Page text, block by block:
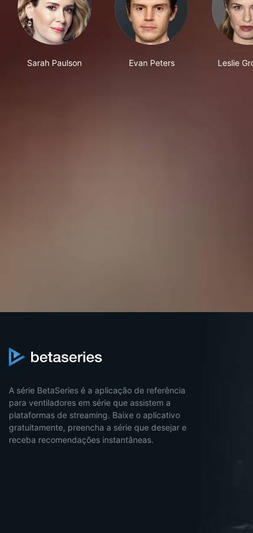
Sarah Paulson Evan Peters Leslie
A série BetaSeries é a aplicação de referência
para ventiladores em série que assistem a
plataformas de streaming. Baixe o aplicativo
gratuitamente, preencha a série que desejar e
receba recomendações instantâneas.